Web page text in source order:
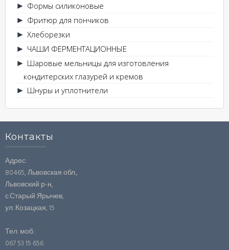
► Формы силиконовые
► Фритюр для пончиков
► Хлеборезки
► ЧАШИ ФЕРМЕНТАЦИОННЫЕ
► Шаровые мельницы для изготовления
кондитерских глазурей и кремов
► Шнуры и уплотнители
Контакты
Адрес:
80465, Львовская обл.,
Львовский р-н,
с.Старый Ярычев,
ул. Козацкая, 15
Тел. моб.:
067 53 15 656